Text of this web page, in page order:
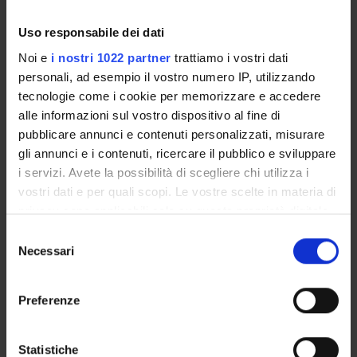
Uso responsabile dei dati
Noi e i nostri 1022 partner trattiamo i vostri dati
personali, ad esempio il vostro numero IP, utilizzando
tecnologie come i cookie per memorizzare e accedere
alle informazioni sul vostro dispositivo al fine di
pubblicare annunci e contenuti personalizzati, misurare
gli annunci e i contenuti, ricercare il pubblico e sviluppare
i servizi. Avete la possibilità di scegliere chi utilizza i
vostri dati e per quali scopi. Le vostre scelte in materia di
privacy sono applicabili solo su questa proprietà digitale
modificare o revocare il proprio consenso in qualsiasi
momento dalla Dichiarazione sui cookie o facendo clic
raccogliere informazioni sulla tua posizione
delNecessari
Preferenze
Statistiche